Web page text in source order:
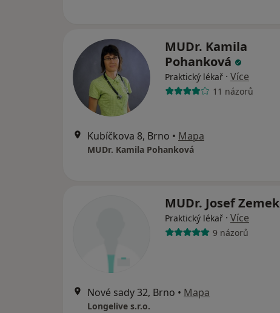
MUDr. Kamila
Pohanková
Praktický lékař · Více
11 názorů
Kubíčkova 8, Brno • Mapa
MUDr. Kamila Pohanková
MUDr. Josef Zemek
Praktický lékař · Více
9 názorů
Nové sady 32, Brno • Mapa
Longelive s.r.o.